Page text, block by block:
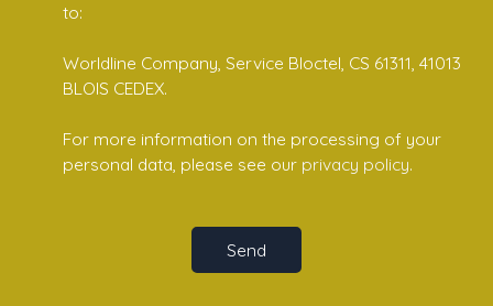
to:
Worldline Company, Service Bloctel, CS 61311, 41013
BLOIS CEDEX.
For more information on the processing of your
personal data, please see our privacy policy.
Send